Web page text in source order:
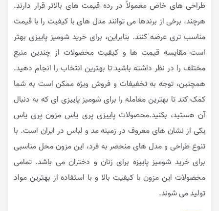
طراحی های خاص معمولاً در رده قیمت های بالاتر قرار دارند.
هرچند، برخی از برندها می توانند مدل های با کیفیت را با قیمت
مناسب تری عرضه کنند. بنابراین، برای خرید شومیز پاییزی بهتر
است مقایسه قیمت ها و کیفیت محصولات از چندین منبع
مختلف را در نظر داشته باشید تا بهترین انتخاب را انجام دهید.
همچنین، توجه به تخفیفات و فروش ویژه ممکن است به شما
کمک کند تا بهترین معامله را برای شومیز پاییزی ای که به دنبال
آن هستید، بکنید.محصولات پاییزی پری یاس مزون پری یاس
یکی از نشان های معروف در زمینه مد و لباس در ایران است. با
تنوع طراحی و مدل های منحصر به فرد، این مزون محل مناسبی
برای خرید شومیز پاییزه برای زنان و دختران می باشد. تمامی
محصولات این مزون با کیفیت بالا و با استفاده از بهترین مواد
تولید می شوند.